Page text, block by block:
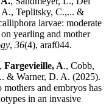
Teplitsky, C.,... &
larvae: moderate
yearling and mother
, 36(4), araf044.
Fargevieille, A., Cobb,
& Warner, D. A. (2025).
and embryos has
in an invasive